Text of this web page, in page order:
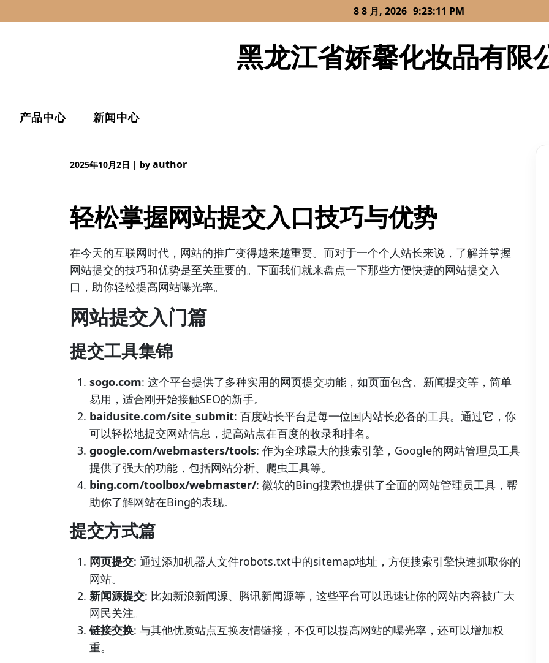
to
8 8 月, 2026 9:23:11 PM
黑龙江省娇馨化妆品有限
产品中心 新闻中心
2025年10月2日 | by author
轻松掌握网站提交入口技巧与优势
在今天的互联网时代，网站的推广变得越来越重要。而对于一个个人站长来说，了解并掌握
网站提交的技巧和优势是至关重要的。下面我们就来盘点一下那些方便快捷的网站提交入
口，助你轻松提高网站曝光率。
网站提交入门篇
提交工具集锦
sogo.com: 这个平台提供了多种实用的网页提交功能，如页面包含、新闻提交等，简单
易用，适合刚开始接触SEO的新手。
baidusite.com/site_submit: 百度站长平台是每一位国内站长必备的工具。通过它，你
可以轻松地提交网站信息，提高站点在百度的收录和排名。
google.com/webmasters/tools: 作为全球最大的搜索引擎，Google的网站管理员工具
提供了强大的功能，包括网站分析、爬虫工具等。
bing.com/toolbox/webmaster/: 微软的Bing搜索也提供了全面的网站管理员工具，帮
助你了解网站在Bing的表现。
提交方式篇
网页提交: 通过添加机器人文件robots.txt中的sitemap地址，方便搜索引擎快速抓取你的
网站。
新闻源提交: 比如新浪新闻源、腾讯新闻源等，这些平台可以迅速让你的网站内容被广大
网民关注。
链接交换: 与其他优质站点互换友情链接，不仅可以提高网站的曝光率，还可以增加权
重。